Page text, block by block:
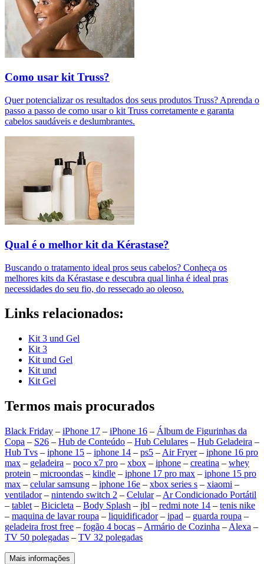
Como usar kit Truss?
Quer potencializar os resultados dos seus produtos Truss? Aprenda o
passo a passo de como usar o kit Truss corretamente e garanta
cabelos saudáveis e deslumbrantes.
Qual é o melhor kit da Kérastase?
Buscando o tratamento ideal pros seus cabelos? Conheça os
melhores kits da Kérastase e descubra qual linha é ideal pras
necessidades do seu fio, do ressecado ao oleoso.
Links relacionados:
Kit 3 und Gel
Kit 3
Kit und Gel
Kit und
Kit Gel
Termos mais procurados
Black Friday – iPhone 17 – iPhone 16 – Álbum de Figurinhas da
Copa – S26 – Hub de Conteúdo – Hub Celulares – Hub Geladeira –
Hub Tvs – iphone 15 – iphone 14 – ps5 – Air Fryer– iphone 16 pro
max – geladeira – poco x7 pro – xbox – iphone – creatina – whey
protein – microondas – kindle – iphone 17 pro max – iphone 15 pro
max – celular samsung – iphone 16e – xbox series s – xiaomi –
ventilador– nintendo switch 2 – Celular– Ar Condicionado Portátil
– tablet – Bicicleta – Body Splash – jbl – redmi note 14 – tenis nike
– maquina de lavar roupa – liquidificador– ipad – guarda roupa –
geladeira frost free – fogão 4 bocas – Armário de Cozinha – Alexa –
TV 50 polegadas – TV 32 polegadas
Mais informações